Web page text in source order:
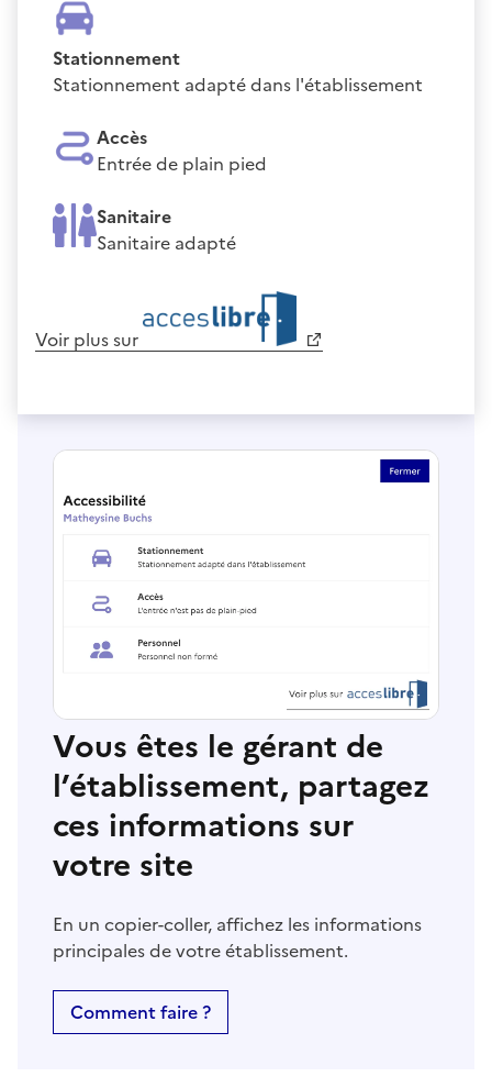
Stationnement
Stationnement adapté dans l'établissement
Accès
Entrée de plain pied
Sanitaire
Sanitaire adapté
Voir plus sur
Vous êtes le gérant de
l’établissement, partagez
ces informations sur
votre site
En un copier-coller, affichez les informations
principales de votre établissement.
Comment faire ?